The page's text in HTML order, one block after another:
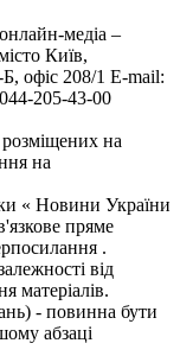
медіа –
Київ,
208/1 E-mail:
205-43-00
розміщених на
на
« Новини України
пряме
.
від
матеріалів.
- повинна бути
абзаці